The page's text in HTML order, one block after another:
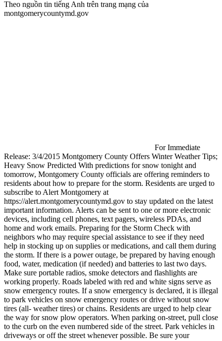
Theo nguồn tin tiếng Anh trên trang mạng của
montgomerycountymd.gov
For Immediate
Release: 3/4/2015 Montgomery County Offers Winter Weather Tips;
Heavy Snow Predicted With predictions for snow tonight and
tomorrow, Montgomery County officials are offering reminders to
residents about how to prepare for the storm. Residents are urged to
subscribe to Alert Montgomery at
https://alert.montgomerycountymd.gov to stay updated on the latest
important information. Alerts can be sent to one or more electronic
devices, including cell phones, text pagers, wireless PDAs, and
home and work emails. Preparing for the Storm Check with
neighbors who may require special assistance to see if they need
help in stocking up on supplies or medications, and call them during
the storm. If there is a power outage, be prepared by having enough
food, water, medication (if needed) and batteries to last two days.
Make sure portable radios, smoke detectors and flashlights are
working properly. Roads labeled with red and white signs serve as
snow emergency routes. If a snow emergency is declared, it is illegal
to park vehicles on snow emergency routes or drive without snow
tires (all- weather tires) or chains. Residents are urged to help clear
the way for snow plow operators. When parking on-street, pull close
to the curb on the even numbered side of the street. Park vehicles in
driveways or off the street whenever possible. Be sure your